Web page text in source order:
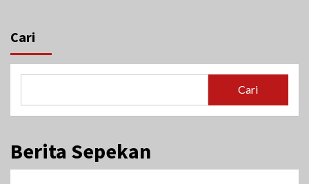
Cari
Cari
Berita Sepekan